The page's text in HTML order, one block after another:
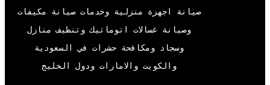
k n
صيانة اجهزة منزلية وخدمات صيانة مكيفات
وصيانة غسالات اتوماتيك وتنظيف منازل
وسجاد ومكافحة حشرات في السعودية
والكويت والامارات ودول الخليج